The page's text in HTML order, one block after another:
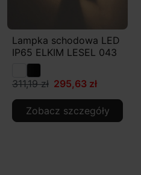
Lampka schodowa LED
IP65 ELKIM LESEL 043
311,19 zł 295,63 zł
Zobacz szczegóły